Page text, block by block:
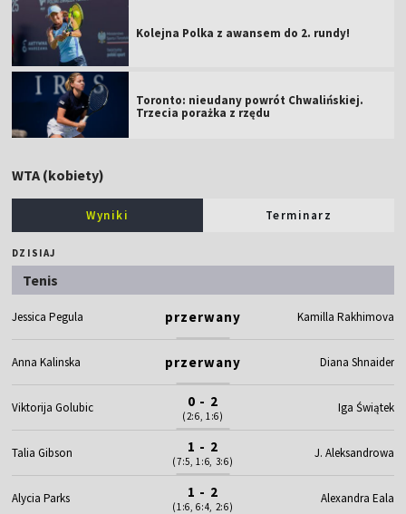
Kolejna Polka z awansem do 2. rundy!
Toronto: nieudany powrót Chwalińskiej.
Trzecia porażka z rzędu
WTA (kobiety)
Wyniki Terminarz
DZISIAJ
Tenis
Jessica Pegula przerwany Kamilla Rakhimova
Anna Kalinska przerwany Diana Shnaider
Viktorija Golubic 0 - 2
(2:6, 1:6)
Iga Świątek
Talia Gibson 1 - 2
(7:5, 1:6, 3:6)
J. Aleksandrowa
Alycia Parks 1 - 2
(1:6, 6:4, 2:6)
Alexandra Eala